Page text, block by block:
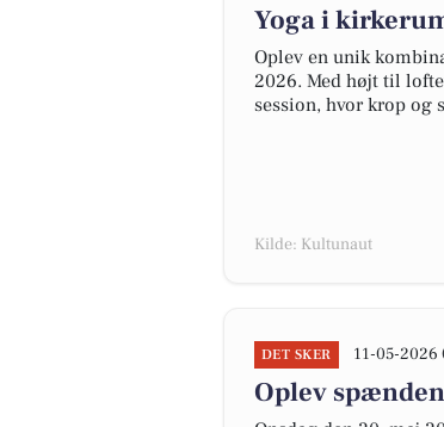
Yoga i
Oplev en unik
2026. Med højt til
session, hvor krop
Kilde: Kultunaut
DET SKER 11-05-2026
Oplev